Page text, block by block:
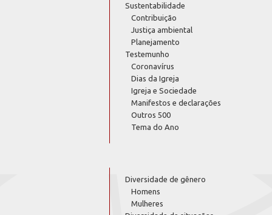
Sustentabilidade
Contribuição
Justiça ambiental
Planejamento
Testemunho
Coronavírus
Dias da Igreja
Igreja e Sociedade
Manifestos e declarações
Outros 500
Tema do Ano
Diversidade de gênero
Homens
Mulheres